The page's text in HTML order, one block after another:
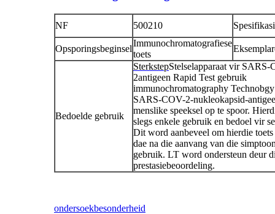
NF 500210
Opsporingsbeginsel
Immunochromatografiese
toets
Bedoelde gebruik
SterkstepStelselapparaat vir SARS-
2antigeen Rapid Test gebruik
immunochromatography
SARS-COV-2-nukleokapsid-
menslike speeksel op te spoor.
slegs enkele gebruik en bedoel vir
Dit word aanbeveel om hierdie
dae na die aanvang van die
gebruik. LT word ondersteun deur
prestasiebeoordeling.
ondersoekbesonderheid